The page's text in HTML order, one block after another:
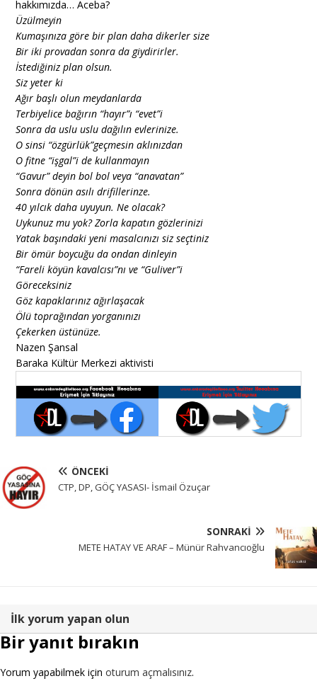
hakkımızda… Aceba?
Üzülmeyin
Kumaşınıza göre bir plan daha dikerler size
Bir iki provadan sonra da giydirirler.
İstediğiniz plan olsun.
Siz yeter ki
Ağır başlı olun meydanlarda
Terbiyelice bağırın “hayır”ı “evet”i
Sonra da uslu uslu dağılın evlerinize.
O sinsi “özgürlük”geçmesin aklınızdan
O fitne “işgal”i de kullanmayın
“Gavur” deyin bol bol veya “anavatan”
Sonra dönün asılı drifillerinze.
40 yılcık daha uyuyun. Ne olacak?
Uykunuz mu yok? Zorla kapatın gözlerinizi
Yatak başındaki yeni masalcınızı siz seçtiniz
Bir ömür boycuğu da ondan dinleyin
“Fareli köyün kavalcısı”nı ve “Guliver”i
Göreceksiniz
Göz kapaklarınız ağırlaşacak
Ölü toprağından yorganınızı
Çekerken üstünüze.
Nazen Şansal
Baraka Kültür Merkezi aktivisti
ÖNCEKI
CTP, DP, GÖÇ YASASI- İsmail Özuçar
SONRAKI
METE HATAY VE ARAF – Münür Rahvancıoğlu
İlk yorum yapan olun
Bir yanıt bırakın
Yorum yapabilmek için oturum açmalısınız.